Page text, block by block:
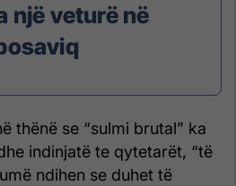
një veturë në
thënë se “sulmi brutal” ka
indinjatë te qytetarët, “të
ndihen se duhet të